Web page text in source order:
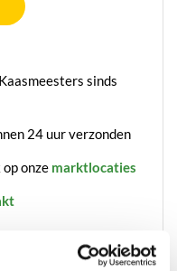
sinds
24 uur verzonden
onze marktlocaties